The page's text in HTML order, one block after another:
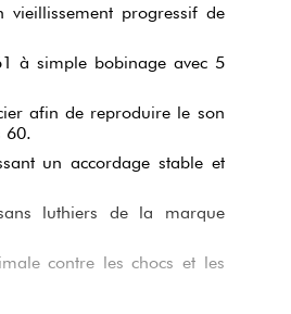
progressif de
à simple bobinage avec 5
afin de reproduire le son
60.
un accordage stable et
luthiers de la marque
contre les chocs et les